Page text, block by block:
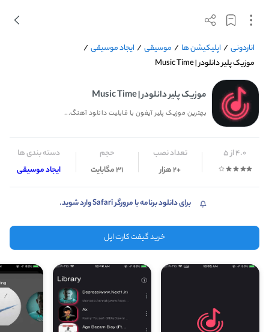
اناردونی / اپلیکیشن ها / موسیقی / ایجاد موسیقی /
موزیک پلیر دانلودر | Music Time
موزیک پلیر دانلودر | Music Time
بهترین موزیک پلیر آیفون با قابلیت دانلود آهنگ...
4.0 از 5 تعداد نصب
+2 هزار
حجم
31 مگابایت
دسته بندی ها
ایجاد موسیقی
برای دانلود برنامه با مرورگر Safari وارد شوید.
خرید گیفت کارت اپل